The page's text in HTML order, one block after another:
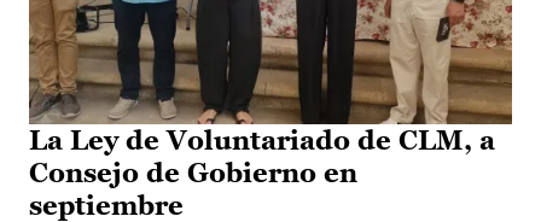
La Ley de Voluntariado de CLM, a
Consejo de Gobierno en
septiembre